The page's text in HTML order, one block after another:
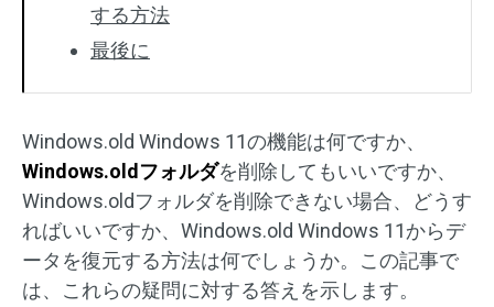
する方法
最後に
Windows.old Windows 11の機能は何ですか、
Windows.oldフォルダを削除してもいいですか、
Windows.oldフォルダを削除できない場合、どうす
ればいいですか、Windows.old Windows 11からデ
ータを復元する方法は何でしょうか。この記事で
は、これらの疑問に対する答えを示します。